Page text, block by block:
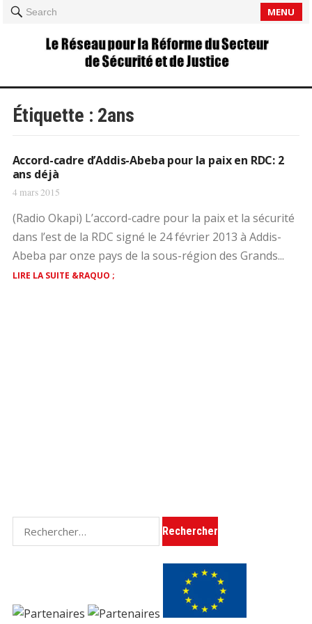
Search MENU
Étiquette : 2ans
Accord-cadre d’Addis-Abeba pour la paix en RDC: 2
ans déjà
4 mars 2015
(Radio Okapi) L’accord-cadre pour la paix et la sécurité
dans l’est de la RDC signé le 24 février 2013 à Addis-
Abeba par onze pays de la sous-région des Grands...
LIRE LA SUITE &RAQUO ;
Rechercher :